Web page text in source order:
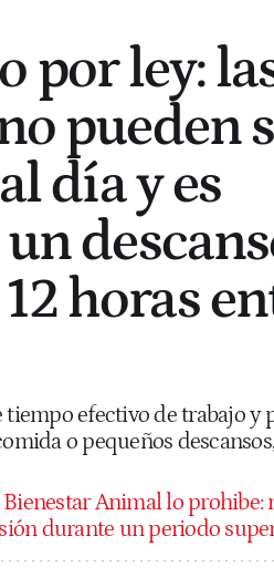
por ley:
pueden
día y es
horas
efectivo de trabajo y
o pequeños
Bienestar Animal lo prohibe:
durante un periodo